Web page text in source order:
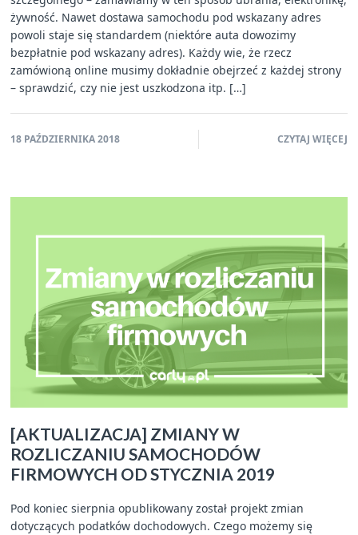
żywność. Nawet dostawa samochodu pod wskazany adres
powoli staje się standardem (niektóre auta dowozimy
bezpłatnie pod wskazany adres). Każdy wie, że rzecz
zamówioną online musimy dokładnie obejrzeć z każdej strony
– sprawdzić, czy nie jest uszkodzona itp. […]
18 PAŹDZIERNIKA 2018 CZYTAJ WIĘCEJ
[AKTUALIZACJA] ZMIANY W
ROZLICZANIU SAMOCHODÓW
FIRMOWYCH OD STYCZNIA 2019
Pod koniec sierpnia opublikowany został projekt zmian
dotyczących podatków dochodowych. Czego możemy się